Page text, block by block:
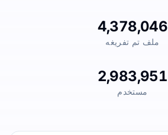
4,378,046
ملف تم تفريغه
2,983,951
مستخدم